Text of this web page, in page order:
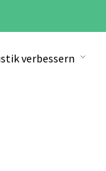
verbessern